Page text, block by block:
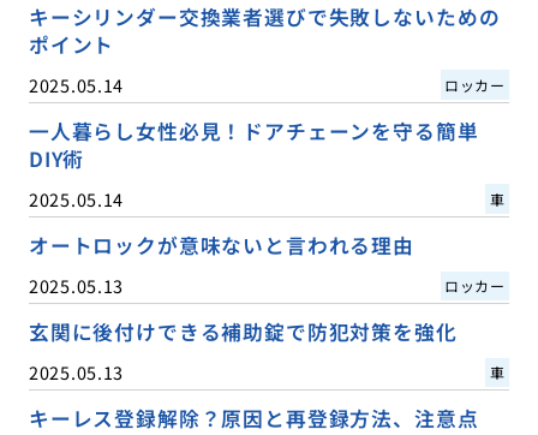
キーシリンダー交換業者選びで失敗しないための
ポイント
2025.05.14 ロッカー
一人暮らし女性必見！ドアチェーンを守る簡単
DIY術
2025.05.14 車
オートロックが意味ないと言われる理由
2025.05.13 ロッカー
玄関に後付けできる補助錠で防犯対策を強化
2025.05.13 車
キーレス登録解除？原因と再登録方法、注意点